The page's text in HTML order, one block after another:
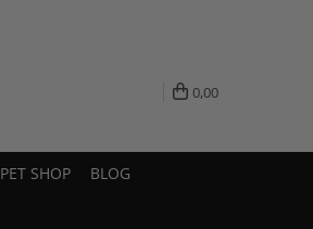
0,00
PET SHOP BLOG